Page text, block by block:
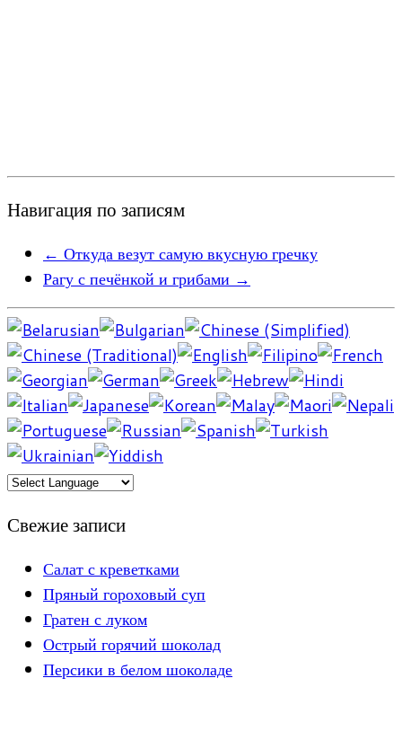
Навигация по записям
← Откуда везут самую вкусную гречку
Рагу с печёнкой и грибами →
Свежие записи
Салат с креветками
Пряный гороховый суп
Гратен с луком
Острый горячий шоколад
Персики в белом шоколаде